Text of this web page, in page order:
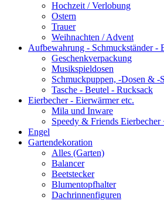
Hochzeit / Verlobung
Ostern
Trauer
Weihnachten / Advent
Aufbewahrung - Schmuckständer -
Geschenkverpackung
Musikspieldosen
Schmuckpuppen, -Dosen & -
Tasche - Beutel - Rucksack
Eierbecher - Eierwärmer etc.
Mila und Inware
Speedy & Friends Eierbecher
Engel
Gartendekoration
Alles (Garten)
Balancer
Beetstecker
Blumentopfhalter
Dachrinnenfiguren